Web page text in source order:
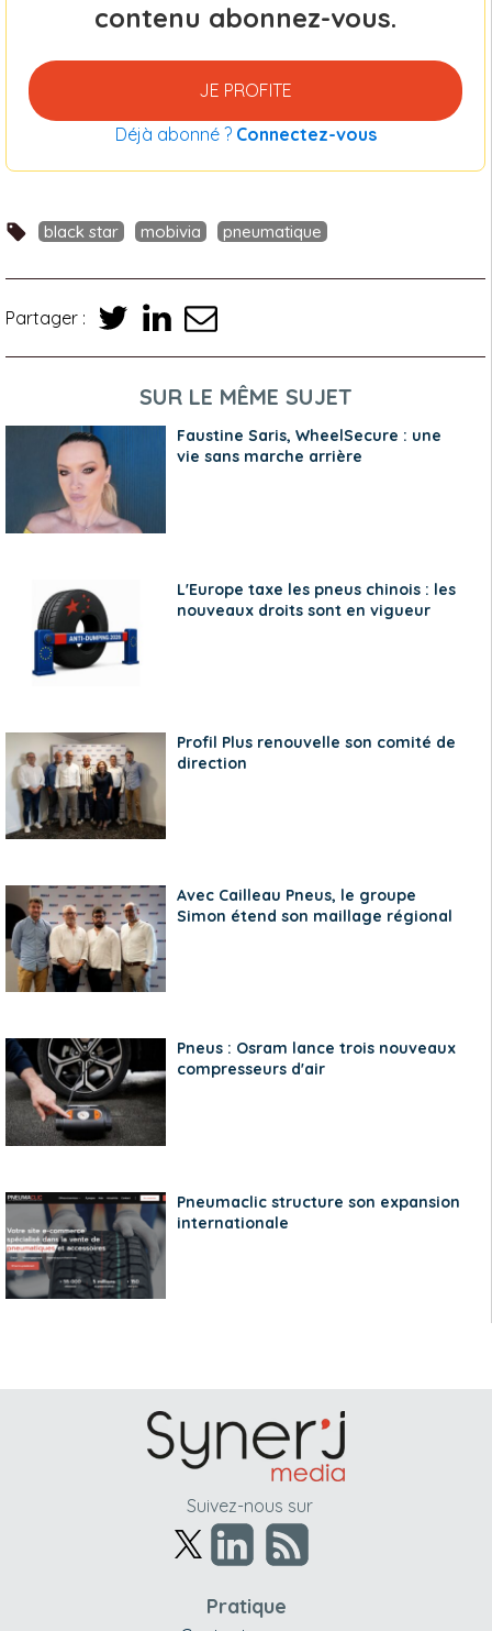
contenu abonnez-vous.
JE PROFITE
Déjà abonné ? Connectez-vous
black star mobivia pneumatique
Partager :
SUR LE MÊME SUJET
Faustine Saris, WheelSecure : une
vie sans marche arrière
L'Europe taxe les pneus chinois : les
nouveaux droits sont en vigueur
Profil Plus renouvelle son comité de
direction
Avec Cailleau Pneus, le groupe
Simon étend son maillage régional
Pneus : Osram lance trois nouveaux
compresseurs d'air
Pneumaclic structure son expansion
internationale
Suivez-nous sur
Pratique